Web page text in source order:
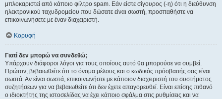
μπλοκαριστεί από κάποιο φίλτρο spam. Εάν είστε σίγουρος (-η) ότι η διεύθυνση
ηλεκτρονικού ταχυδρομείου που δώσατε είναι σωστή, προσπαθήστε να
επικοινωνήσετε με έναν διαχειριστή.
Κορυφή
Γιατί δεν μπορώ να συνδεθώ;
Υπάρχουν διάφοροι λόγοι για τους οποίους αυτό θα μπορούσε να συμβεί.
Πρώτον, βεβαιωθείτε ότι το όνομα μέλους και ο κωδικός πρόσβασής σας είναι
σωστά. Αν είναι σωστά, επικοινωνήστε με κάποιον διαχειριστή του συστήματος
συζητήσεων για να βεβαιωθείτε ότι δεν έχετε απαγορευθεί. Είναι επίσης πιθανό
ο ιδιοκτήτης της ιστοσελίδας να έχει κάποιο σφάλμα στις ρυθμίσεις και να